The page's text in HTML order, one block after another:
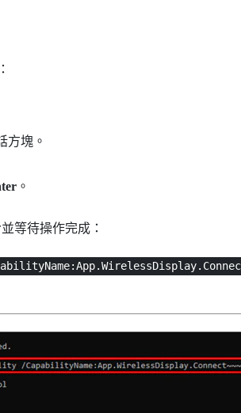
方塊。
。
等待操作完成：